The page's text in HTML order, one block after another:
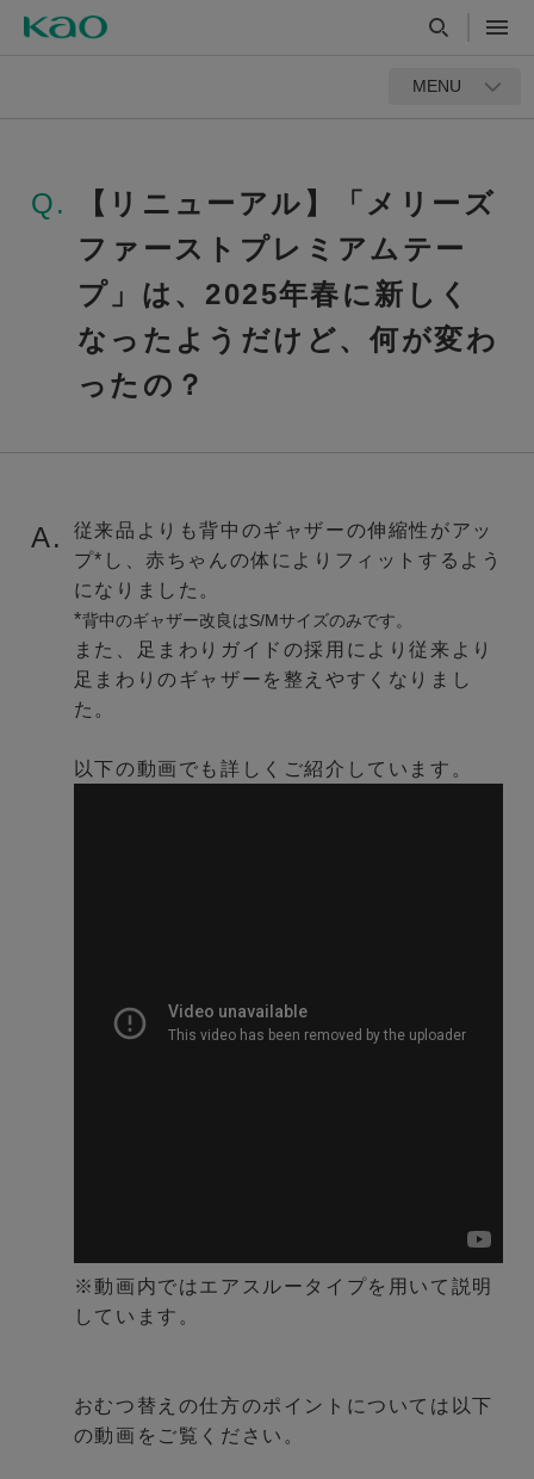
MENU
Q.
【リニューアル】「メリーズ
ファーストプレミアムテー
プ」は、2025年春に新しく
なったようだけど、何が変わ
ったの？
A.
従来品よりも背中のギャザーの伸縮性がアッ
プ*し、赤ちゃんの体によりフィットするよう
になりました。
*背中のギャザー改良はS/Mサイズのみです。
また、足まわりガイドの採用により従来より
足まわりのギャザーを整えやすくなりまし
た。
以下の動画でも詳しくご紹介しています。
※動画内ではエアスルータイプを用いて説明
しています。
おむつ替えの仕方のポイントについては以下
の動画をご覧ください。